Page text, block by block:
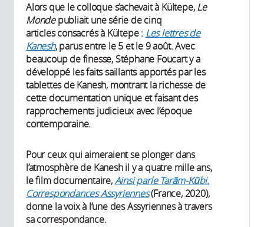
Alors que le colloque s’achevait à Kültepe,Le
Mondepubliait une série de cinq
articles consacrés à Kültepe : Les lettres de
Kanesh, parus entre le 5 et le 9 août. Avec
beaucoup de finesse, Stéphane Foucart y a
développé les faits saillants apportés par les
tablettes de Kanesh, montrant la richesse de
cette documentation unique et faisant des
rapprochements judicieux avec l’époque
contemporaine.
Pour ceux qui aimeraient se plonger dans
l’atmosphère de Kanesh il y a quatre mille ans,
le film documentaire,Ainsi parle Tarām-Kūbi.
Correspondances Assyriennes(France, 2020),
donne la voix à l’une des Assyriennes à travers
sa correspondance.